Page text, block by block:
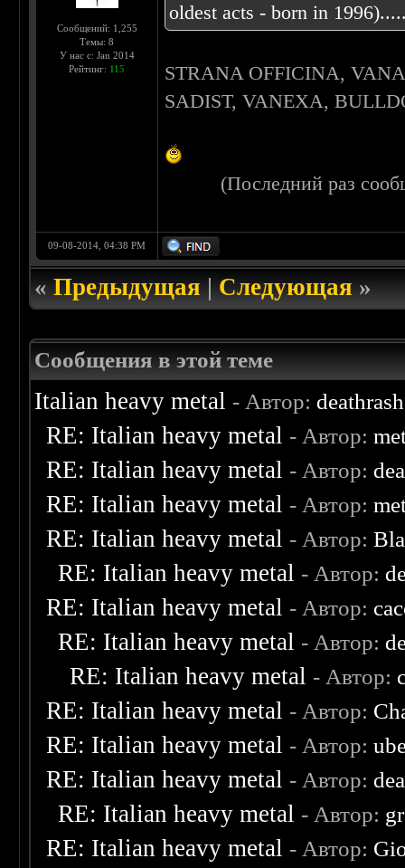
Сообщений: 1,255
Темы: 8
У нас с: Jan 2014
Рейтинг: 115
oldest acts - born in
STRANA OFFICINA,
SADIST, VANEXA,
(Последний раз
09-08-2014, 04:38 PM
«Предыдущая|Следующая»
Сообщения в этой теме
Italian heavy metal - Автор:
RE: Italian heavy metal - Автор:
RE: Italian heavy metal - Автор:
RE: Italian heavy metal - Автор:
RE: Italian heavy metal - Автор:
RE: Italian heavy metal - Автор:
RE: Italian heavy metal - Автор:
RE: Italian heavy metal - Автор:
RE: Italian heavy metal - Автор:
RE: Italian heavy metal - Автор:
RE: Italian heavy metal - Автор:
RE: Italian heavy metal - Автор:
RE: Italian heavy metal - Автор:
RE: Italian heavy metal - Автор: